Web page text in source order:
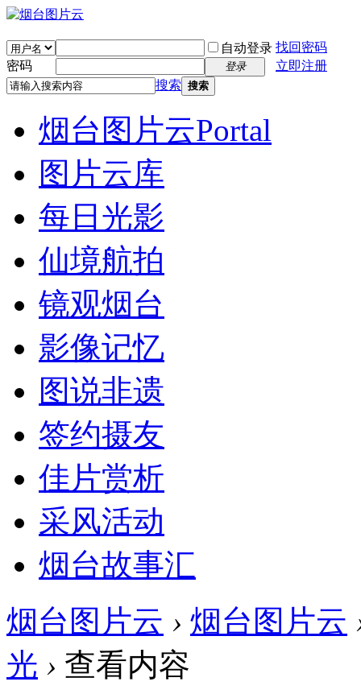
自动登录 找回密码
密码
登录
立即注册
搜索 搜索
烟台图片云Portal
图片云库
每日光影
仙境航拍
镜观烟台
影像记忆
图说非遗
签约摄友
佳片赏析
采风活动
烟台故事汇
烟台图片云 › 烟台图片云
光 › 查看内容